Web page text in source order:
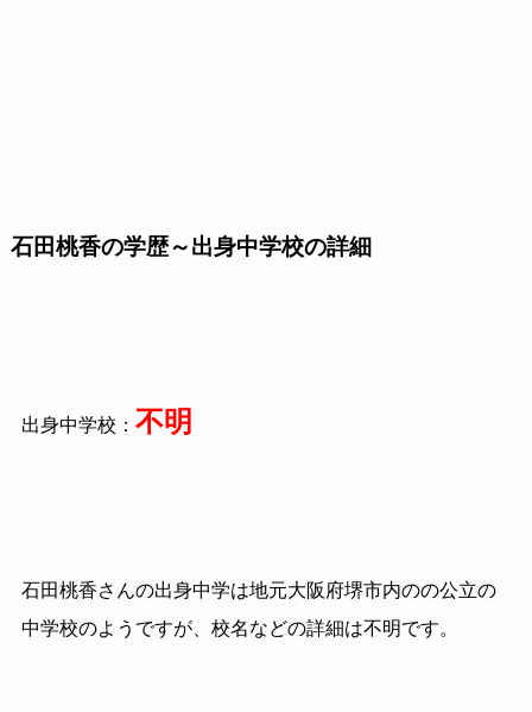
石田桃香の学歴～出身中学校の詳細
出身中学校： 不明
石田桃香さんの出身中学は地元大阪府堺市内のの公立の
中学校のようですが、校名などの詳細は不明です。